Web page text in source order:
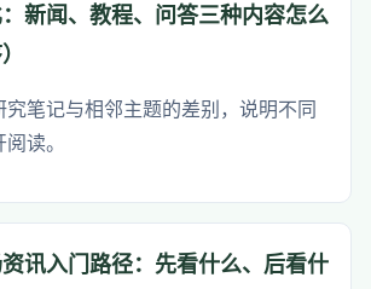
新闻、教程、问答三种内容怎么
究笔记与相邻主题的差别，说明不同
读。
讯入门路径：先看什么、后看什